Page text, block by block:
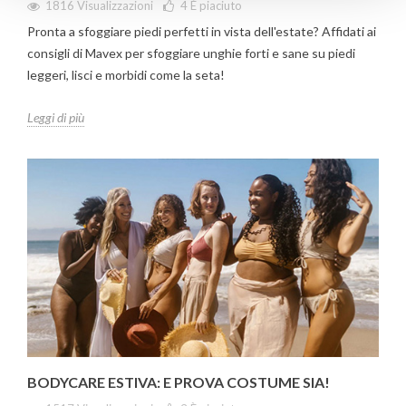
1816 Visualizzazioni 4 È piaciuto
Pronta a sfoggiare piedi perfetti in vista dell'estate? Affidati ai
consigli di Mavex per sfoggiare unghie forti e sane su piedi
leggeri, lisci e morbidi come la seta!
Leggi di più
BODYCARE ESTIVA: E PROVA COSTUME SIA!